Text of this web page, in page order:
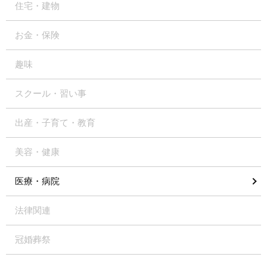
住宅・建物
お金・保険
趣味
スクール・習い事
出産・子育て・教育
美容・健康
医療・病院
法律関連
冠婚葬祭